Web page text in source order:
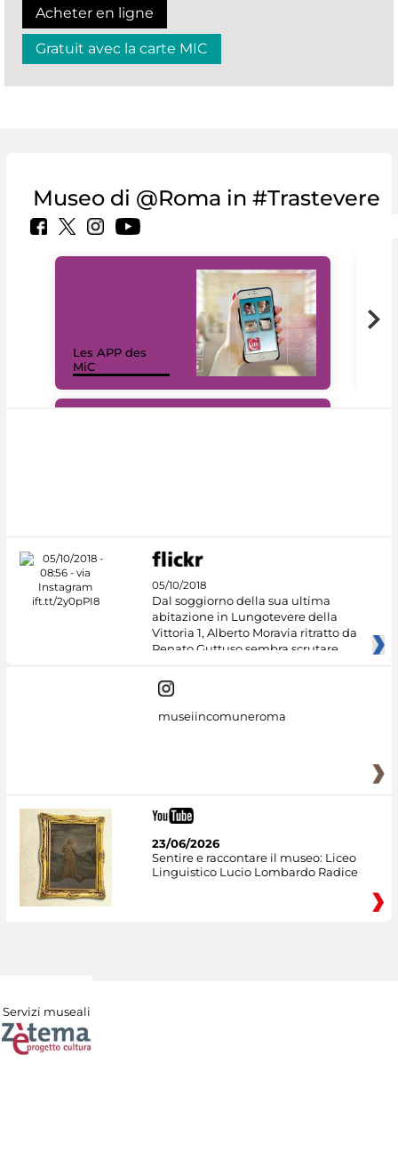
Acheter en ligne
Gratuit avec la carte MIC
Museo di @Roma in #Trastevere
Les APP des
MiC
05/10/2018
Dal soggiorno della sua ultima
abitazione in Lungotevere della
Vittoria 1, Alberto Moravia ritratto da
Renato Guttuso sembra scrutare
museiincomuneroma
23/06/2026
Sentire e raccontare il museo: Liceo
Linguistico Lucio Lombardo Radice
Servizi museali